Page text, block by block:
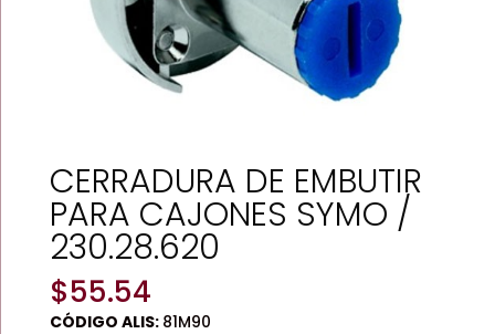
CERRADURA DE EMBUTIR
PARA CAJONES SYMO /
230.28.620
$55.54
CÓDIGO ALIS: 81M90